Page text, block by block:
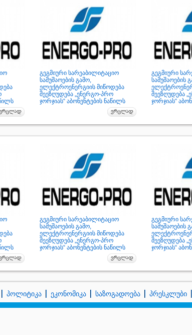
გეგმიური სარეაბილიტაციო
სამუშაოების გამო,
ელექტროენერგიის მიწოდება
შეეზღუდება „ენერგო-პრო
ჯორჯიას“ აბონენტების ნაწილს
გეგმიური
სამუშაოების
შეეზღუდება
ჯორჯიას“
გეგმიური სარეაბილიტაციო
სამუშაოების გამო,
ელექტროენერგიის მიწოდება
შეეზღუდება „ენერგო-პრო
ჯორჯიას“ აბონენტების ნაწილს
გეგმიური
სამუშაოების
შეეზღუდება
ჯორჯიას“
პოლიტიკა ეკონომიკა საზოგადოება პრესკლუბი